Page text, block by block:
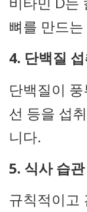
뼈를 만드
4. 단백질
단백질이
선 등을 섭
니다.
5. 식사 습
규칙적이고